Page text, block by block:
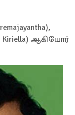
Kiriella) ஆகியோர்